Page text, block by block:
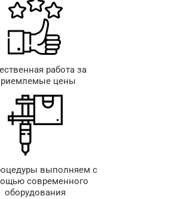
работа за
цены
выполняем с
современного
оборудования